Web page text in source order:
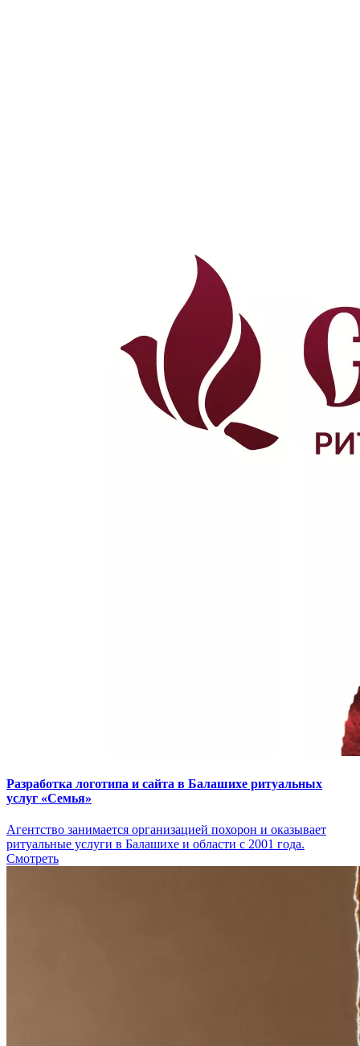
Разработка логотипа и сайта в Балашихе ритуальных
услуг «Семья»
Агентство занимается организацией похорон и оказывает
ритуальные услуги в Балашихе и области с 2001 года.
Смотреть